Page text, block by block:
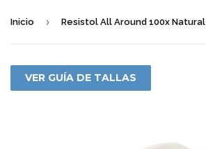
Inicio › Resistol All Around 100x Natural
VER GUÍA DE TALLAS